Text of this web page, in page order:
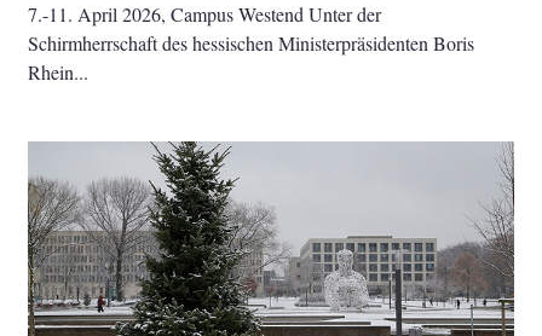
7.-11. April 2026, Campus Westend Unter der
Schirmherrschaft des hessischen Ministerpräsidenten Boris
Rhein